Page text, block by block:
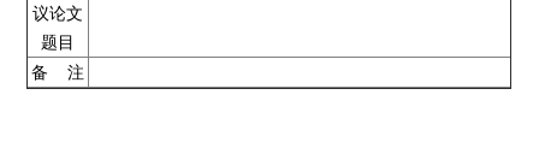
议论文
题目
备 注